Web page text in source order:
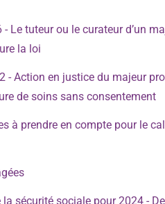
tuteur ou le curateur d’un
la loi
Action en justice du majeur
de soins sans consentement
à prendre en compte pour le
sécurité sociale pour 2024 -